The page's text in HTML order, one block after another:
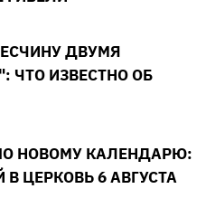
ДВУМЯ
ЧТО ИЗВЕСТНО ОБ
НОВОМУ КАЛЕНДАРЮ:
В ЦЕРКОВЬ 6 АВГУСТА